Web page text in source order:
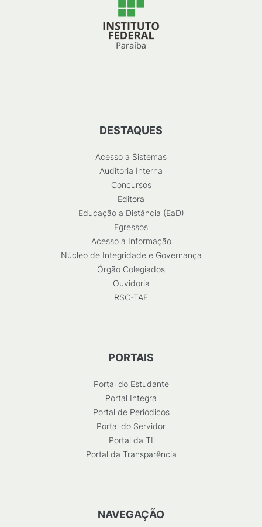
DESTAQUES
Acesso a Sistemas
Auditoria Interna
Concursos
Editora
Educação a Distância (EaD)
Egressos
Acesso à Informação
Núcleo de Integridade e Governança
Órgão Colegiados
Ouvidoria
RSC-TAE
PORTAIS
Portal do Estudante
Portal Integra
Portal de Periódicos
Portal do Servidor
Portal da TI
Portal da Transparência
NAVEGAÇÃO